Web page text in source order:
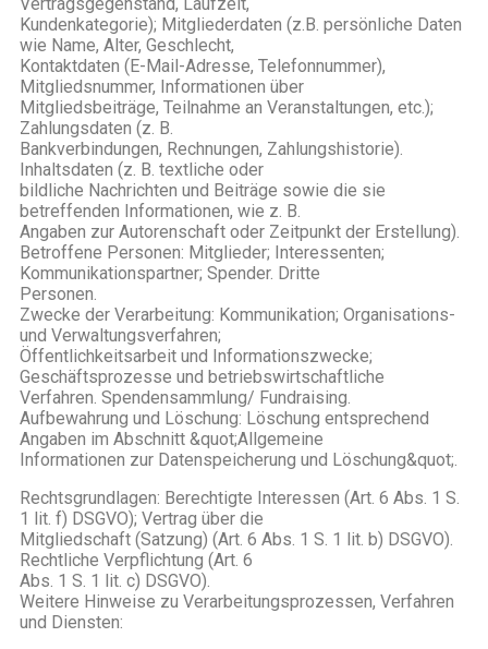
Kundenkategorie); Mitgliederdaten (z.B. persönliche Daten
wie Name, Alter, Geschlecht,
Kontaktdaten (E-Mail-Adresse, Telefonnummer),
Mitgliedsnummer, Informationen über
Mitgliedsbeiträge, Teilnahme an Veranstaltungen, etc.);
Zahlungsdaten (z. B.
Bankverbindungen, Rechnungen, Zahlungshistorie).
Inhaltsdaten (z. B. textliche oder
bildliche Nachrichten und Beiträge sowie die sie
betreffenden Informationen, wie z. B.
Angaben zur Autorenschaft oder Zeitpunkt der Erstellung).
Betroffene Personen: Mitglieder; Interessenten;
Kommunikationspartner; Spender. Dritte
Personen.
Zwecke der Verarbeitung: Kommunikation; Organisations-
und Verwaltungsverfahren;
Öffentlichkeitsarbeit und Informationszwecke;
Geschäftsprozesse und betriebswirtschaftliche
Verfahren. Spendensammlung/ Fundraising.
Aufbewahrung und Löschung: Löschung entsprechend
Angaben im Abschnitt &quot;Allgemeine
Informationen zur Datenspeicherung und Löschung&quot;.
Rechtsgrundlagen: Berechtigte Interessen (Art. 6 Abs. 1 S.
1 lit. f) DSGVO); Vertrag über die
Mitgliedschaft (Satzung) (Art. 6 Abs. 1 S. 1 lit. b) DSGVO).
Rechtliche Verpflichtung (Art. 6
Abs. 1 S. 1 lit. c) DSGVO).
Weitere Hinweise zu Verarbeitungsprozessen, Verfahren
und Diensten: